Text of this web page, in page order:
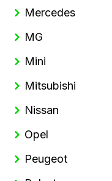
Mercedes
MG
Mini
Mitsubishi
Nissan
Opel
Peugeot